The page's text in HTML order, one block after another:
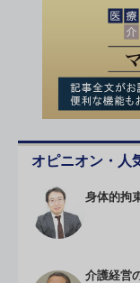
オピニオン・人
身体的拘
介護経営